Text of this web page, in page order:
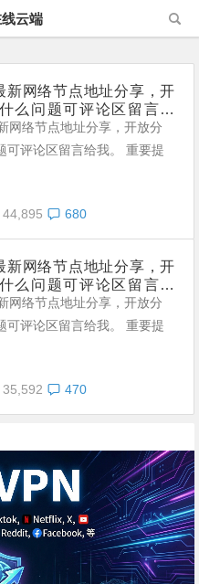
云端
新网络节点地址分享，开
么问题可评论区留言给
网络节点地址分享，开放分
可评论区留言给我。 重要提
不能奢望太多。 常见问题，
：注意你自己的网络环境
的DNS，手动配置一下：4个
，8.8.8.8或是其它公共
：免费公共的节点，用的人
44,895 680
新网络节点地址分享，开
么问题可评论区留言给
网络节点地址分享，开放分
可评论区留言给我。 重要提
不能奢望太多。 常见问题，
：注意你自己的网络环境
，8.8.8.8或是其它公共
：免费公共的节点，用的人
35,592 470